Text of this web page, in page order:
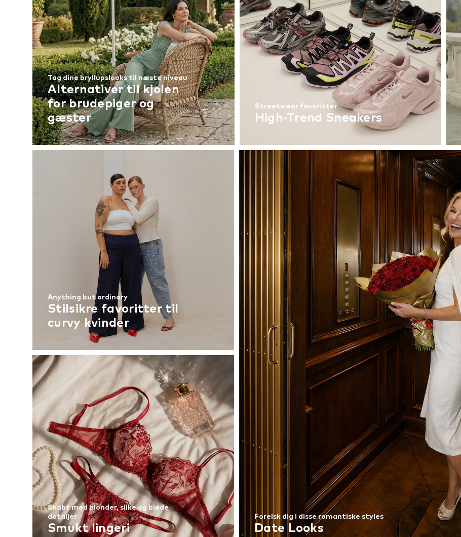
Tag dine bryllupslooks til næste niveau
Alternativer til kjolen
for brudepiger og
gæster
Streetwear favoritter
High-Trend Sneakers
Anything but ordinary
Stilsikre favoritter til
curvy kvinder
Skabt med blonder, silke og bløde
detaljer
Smukt lingeri
Forelsk dig i disse romantiske styles
Date Looks